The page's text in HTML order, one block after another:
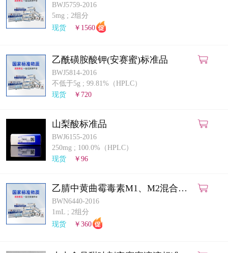
BWJ5759-2016
5mg ; 2组分
现货
￥1560
乙酰磺胺酸钾(安赛蜜)标准品
BWJ5814-2016
不低于5g ; 99.81%（HPLC）
现货
￥720
山梨酸标准品
BWJ6155-2016
250mg ; 100.0%（HPLC）
现货
￥96
乙腈中黄曲霉毒素M1、M2混合溶
液标准物质
BWN6440-2016
1mL ; 2组分
现货
￥360